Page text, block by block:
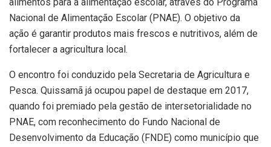
alimentos para a alimentação escolar, através do Programa
Nacional de Alimentação Escolar (PNAE). O objetivo da
ação é garantir produtos mais frescos e nutritivos, além de
fortalecer a agricultura local.
O encontro foi conduzido pela Secretaria de Agricultura e
Pesca. Quissamã já ocupou papel de destaque em 2017,
quando foi premiado pela gestão de intersetorialidade no
PNAE, com reconhecimento do Fundo Nacional de
Desenvolvimento da Educação (FNDE) como município que